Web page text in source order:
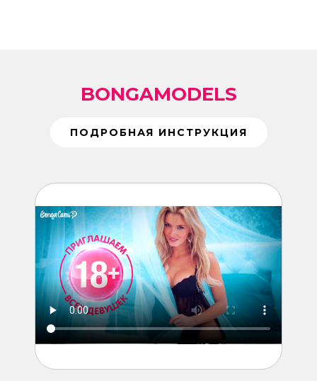
BONGAMODELS
ПОДРОБНАЯ ИНСТРУКЦИЯ